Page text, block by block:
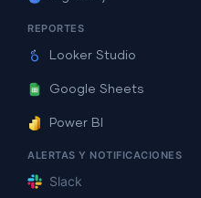
REPORTES
Looker Studio
Google Sheets
Power BI
ALERTAS Y NOTIFICACIONES
Slack